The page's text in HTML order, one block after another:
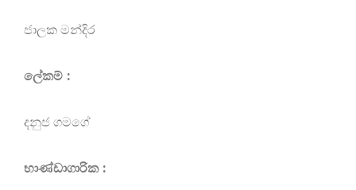
ජාලක මන්දිර
ලේකම් :
දනුජ ගමගේ
භාණ්ඩාගාරික :